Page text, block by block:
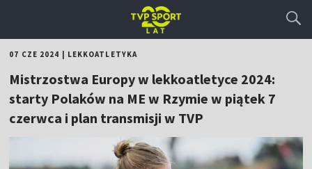
07 CZE 2024 LEKKOATLETYKA
Mistrzostwa Europy w lekkoatletyce 2024:
starty Polaków na ME w Rzymie w piątek 7
czerwca i plan transmisji w TVP